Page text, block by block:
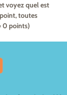
voyez quel est
toutes
0 points)